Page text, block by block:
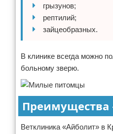
грызунов;
рептилий;
зайцеобразных.
В клинике всегда можно
больному зверю.
Преимущества
Ветклиника «Айболит» в